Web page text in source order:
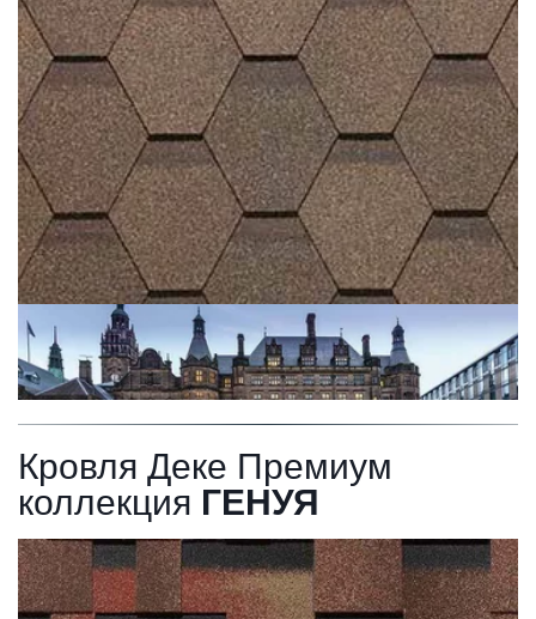
Кровля Деке Премиум
коллекция ГЕНУЯ